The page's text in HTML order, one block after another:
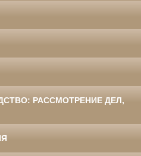
РАССМОТРЕНИЕ ДЕЛ,